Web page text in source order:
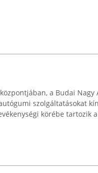
a Budai Nagy
szolgáltatásokat
körébe tartozik